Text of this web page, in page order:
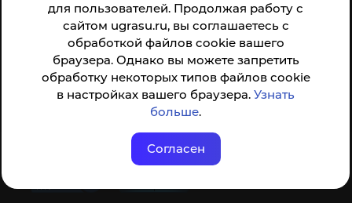
для пользователей. Продолжая работу с
сайтом ugrasu.ru, вы соглашаетесь с
обработкой файлов cookie вашего
браузера. Однако вы можете запретить
обработку некоторых типов файлов cookie
в настройках вашего браузера.Узнать
больше.
Согласен
Анкета доступна по QR-коду, а так же по прямой
ссылке
© ФГБОУ ВО ЮГУ 2001–2026